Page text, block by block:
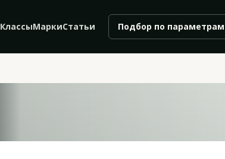
КлассыМаркиСтатьи Подбор по параметрам